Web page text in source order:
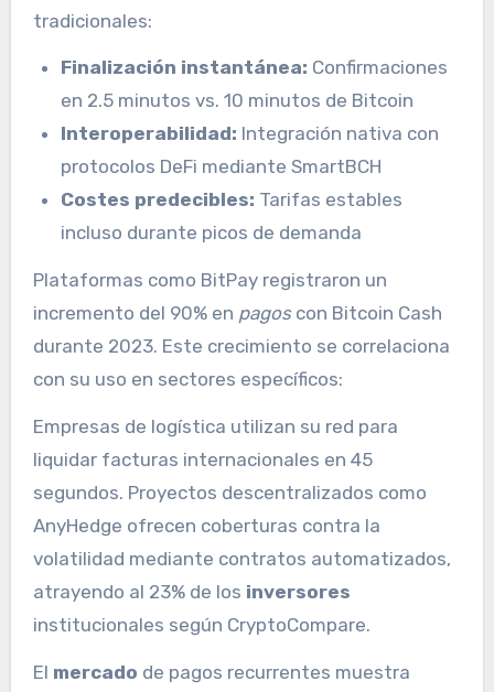
tradicionales:
Finalización instantánea: Confirmaciones
en 2.5 minutos vs. 10 minutos de Bitcoin
Interoperabilidad: Integración nativa con
protocolos DeFi mediante SmartBCH
Costes predecibles: Tarifas estables
incluso durante picos de demanda
Plataformas como BitPay registraron un
incremento del 90% en pagoscon Bitcoin Cash
durante 2023. Este crecimiento se correlaciona
con su uso en sectores específicos:
Empresas de logística utilizan su red para
liquidar facturas internacionales en 45
segundos. Proyectos descentralizados como
AnyHedge ofrecen coberturas contra la
volatilidad mediante contratos automatizados,
atrayendo al 23% de los inversores
institucionales según CryptoCompare.
El mercado de pagos recurrentes muestra